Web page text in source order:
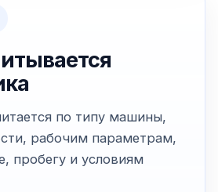
по типу машины,
рабочим параметрам,
пробегу и условиям